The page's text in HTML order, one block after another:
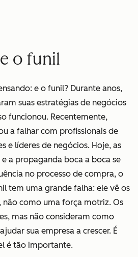
o funil
e o funil? Durante anos,
suas estratégias de negócios
funcionou. Recentemente,
a falhar com profissionais de
e líderes de negócios. Hoje, as
a propaganda boca a boca se
no processo de compra, o
tem uma grande falha: ele vê os
como uma força motriz. Os
mas não consideram como
sua empresa a crescer. É
é tão importante.